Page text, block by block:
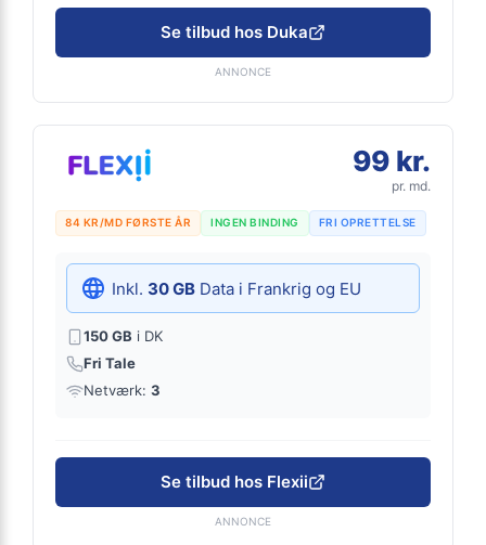
Se tilbud hos Duka
ANNONCE
99 kr.
pr. md.
84 KR/MD FØRSTE ÅR INGEN BINDING FRI OPRETTELSE
Inkl. 30 GB Data i Frankrig og EU
150 GB i DK
Fri Tale
Netværk: 3
Se tilbud hos Flexii
ANNONCE